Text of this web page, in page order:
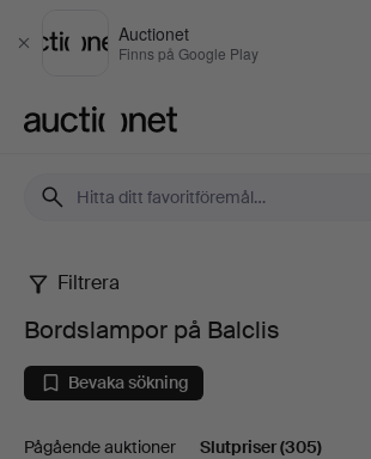
Stäng
Auctionet
Finns på Google Play
Bordslampor
på
Balclis
Filtrera
Bordslampor på Balclis
Bevaka sökning
Pågående auktioner Slutpriser(305)